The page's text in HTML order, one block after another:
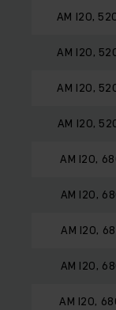
AM I20,
AM I20,
AM I20,
AM I20,
AM I20,
AM I20,
AM I20,
AM I20,
AM I20,